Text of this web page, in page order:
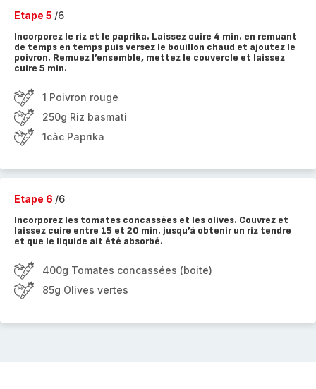
Etape 5 /6
Incorporez le riz et le paprika. Laissez cuire 4 min. en remuant
de temps en temps puis versez le bouillon chaud et ajoutez le
poivron. Remuez l’ensemble, mettez le couvercle et laissez
cuire 5 min.
1 Poivron rouge
250g Riz basmati
1càc Paprika
Etape 6 /6
Incorporez les tomates concassées et les olives. Couvrez et
laissez cuire entre 15 et 20 min. jusqu’à obtenir un riz tendre
et que le liquide ait été absorbé.
400g Tomates concassées (boite)
85g Olives vertes